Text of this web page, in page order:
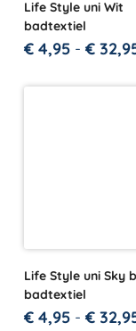
Life Style uni Wit
badtextiel
€ 4,95 - €
Life Style uni Sky
badtextiel
€ 4,95 - €